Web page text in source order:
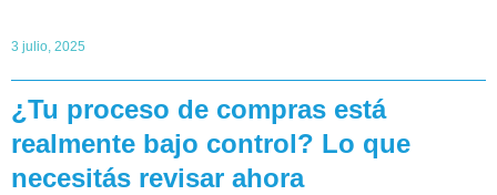
3 julio, 2025
¿Tu proceso de compras está
realmente bajo control? Lo que
necesitás revisar ahora